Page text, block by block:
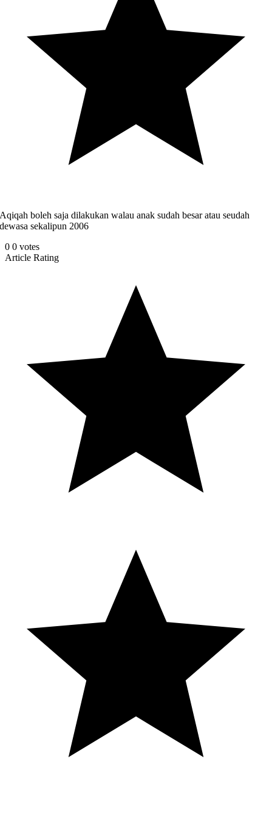
Aqiqah boleh saja dilakukan walau anak sudah besar atau seudah
dewasa sekalipun 2006
0 0 votes
Article Rating